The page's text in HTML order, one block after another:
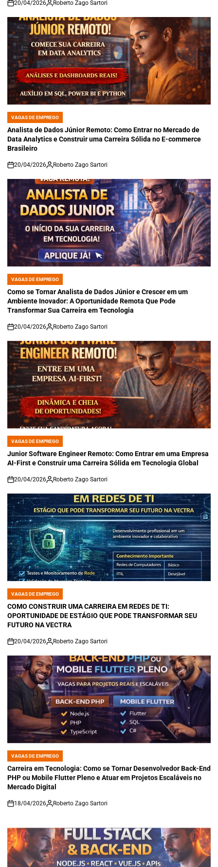
on
20/04/2026 Roberto Zago Sartori
POSTED
IN
VAGAS DE EMPREGO
Analista de Dados Júnior Remoto: Como Entrar no Mercado de
Data Analytics e Construir uma Carreira Sólida no E-commerce
Brasileiro
on
20/04/2026 Roberto Zago Sartori
POSTED
IN
VAGAS DE EMPREGO
Como se Tornar Analista de Dados Júnior e Crescer em um
Ambiente Inovador: A Oportunidade Remota Que Pode
Transformar Sua Carreira em Tecnologia
on
20/04/2026 Roberto Zago Sartori
POSTED
IN
VAGAS DE EMPREGO
Junior Software Engineer Remoto: Como Entrar em uma Empresa
AI-First e Construir uma Carreira Sólida em Tecnologia Global
on
20/04/2026 Roberto Zago Sartori
POSTED
IN
VAGAS DE EMPREGO
COMO CONSTRUIR UMA CARREIRA EM REDES DE TI:
OPORTUNIDADE DE ESTÁGIO QUE PODE TRANSFORMAR SEU
FUTURO NA VECTRA
on
20/04/2026 Roberto Zago Sartori
POSTED
IN
VAGAS DE EMPREGO
Carreira em Tecnologia: Como se Tornar Desenvolvedor Back-End
PHP ou Mobile Flutter Pleno e Atuar em Projetos Escaláveis no
Mercado Digital
on
18/04/2026 Roberto Zago Sartori